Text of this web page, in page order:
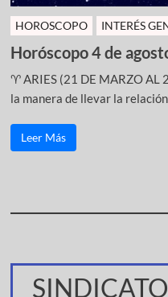
HOROSCOPO INTERÉS
Horóscopo 4 de
♈ ARIES (21 DE MARZO AL
la manera de llevar la
Leer Más